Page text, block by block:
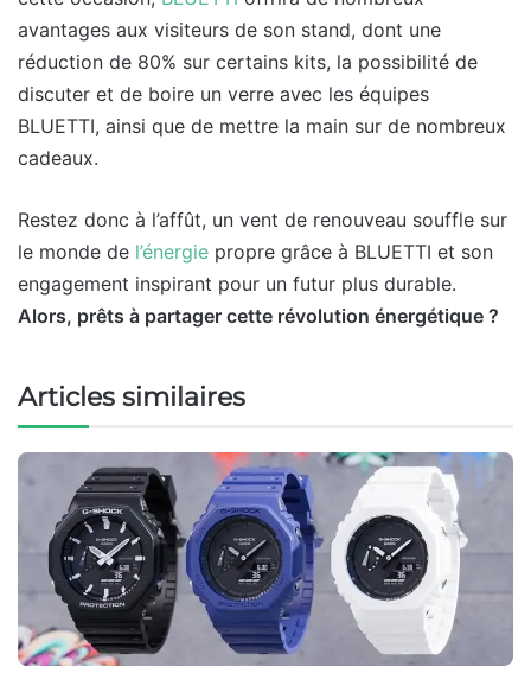
avantages aux visiteurs de son stand, dont une
réduction de 80% sur certains kits, la possibilité de
discuter et de boire un verre avec les équipes
BLUETTI, ainsi que de mettre la main sur de nombreux
cadeaux.
Restez donc à l’affût, un vent de renouveau souffle sur
le monde de l’énergie propre grâce à BLUETTI et son
engagement inspirant pour un futur plus durable.
Alors, prêts à partager cette révolution énergétique ?
Articles similaires